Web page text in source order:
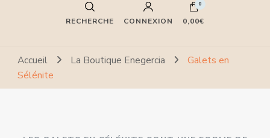
RECHERCHE CONNEXION
0
0,00€
Accueil La Boutique Enegercia
Galets en
Sélénite